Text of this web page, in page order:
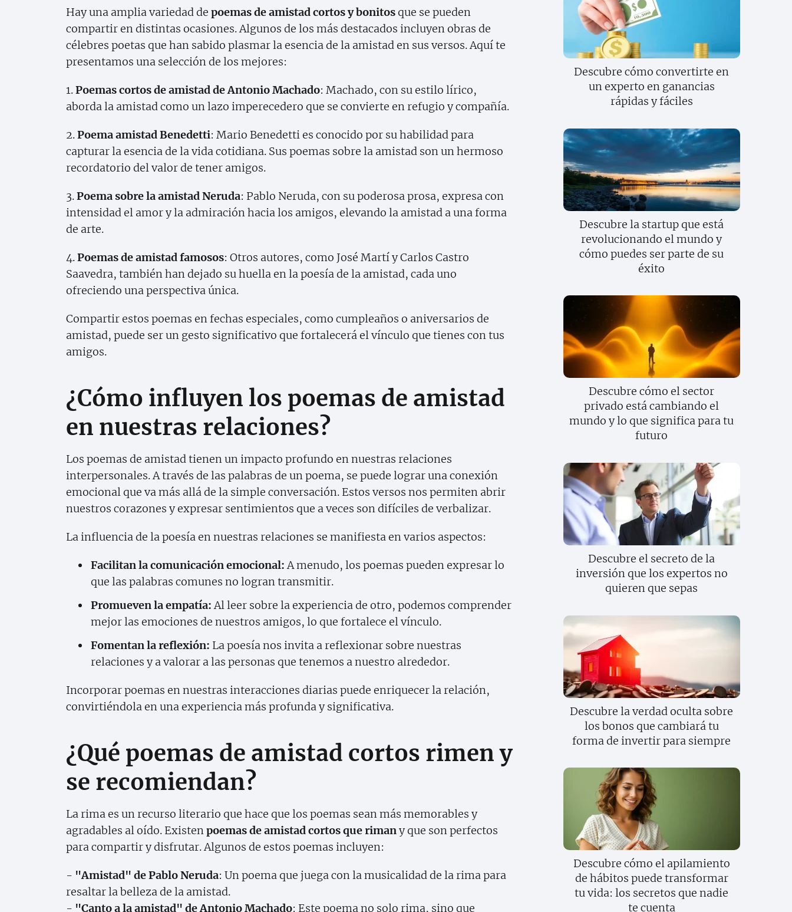
Hay una amplia variedad de poemas de amistad cortos y bonitosque se pueden
compartir en distintas ocasiones. Algunos de los más destacados incluyen obras de
célebres poetas que han sabido plasmar la esencia de la amistad en sus versos. Aquí te
presentamos una selección de los mejores:
1.Poemas cortos de amistad de Antonio Machado: Machado, con su estilo lírico,
aborda la amistad como un lazo imperecedero que se convierte en refugio y compañía.
2.Poema amistad Benedetti: Mario Benedetti es conocido por su habilidad para
capturar la esencia de la vida cotidiana. Sus poemas sobre la amistad son un hermoso
recordatorio del valor de tener amigos.
3.Poema sobre la amistad Neruda: Pablo Neruda, con su poderosa prosa, expresa con
intensidad el amor y la admiración hacia los amigos, elevando la amistad a una forma
de arte.
4.Poemas de amistad famosos: Otros autores, como José Martí y Carlos Castro
Saavedra, también han dejado su huella en la poesía de la amistad, cada uno
ofreciendo una perspectiva única.
Compartir estos poemas en fechas especiales, como cumpleaños o aniversarios de
amistad, puede ser un gesto significativo que fortalecerá el vínculo que tienes con tus
amigos.
¿Cómo influyen los poemas de amistad
en nuestras relaciones?
Los poemas de amistad tienen un impacto profundo en nuestras relaciones
interpersonales. A través de las palabras de un poema, se puede lograr una conexión
emocional que va más allá de la simple conversación. Estos versos nos permiten abrir
nuestros corazones y expresar sentimientos que a veces son difíciles de verbalizar.
La influencia de la poesía en nuestras relaciones se manifiesta en varios aspectos:
Facilitan la comunicación emocional: A menudo, los poemas pueden expresar lo
que las palabras comunes no logran transmitir.
Promueven la empatía: Al leer sobre la experiencia de otro, podemos comprender
mejor las emociones de nuestros amigos, lo que fortalece el vínculo.
Fomentan la reflexión: La poesía nos invita a reflexionar sobre nuestras
relaciones y a valorar a las personas que tenemos a nuestro alrededor.
Incorporar poemas en nuestras interacciones diarias puede enriquecer la relación,
convirtiéndola en una experiencia más profunda y significativa.
¿Qué poemas de amistad cortos rimen y
se recomiendan?
La rima es un recurso literario que hace que los poemas sean más memorables y
agradables al oído. Existen poemas de amistad cortos que rimany que son perfectos
para compartir y disfrutar. Algunos de estos poemas incluyen:
- "Amistad" de Pablo Neruda: Un poema que juega con la musicalidad de la rima para
resaltar la belleza de la amistad.
- "Canto a la amistad" de Antonio Machado: Este poema no solo rima, sino que
Descubre cómo convertirte en
un experto en ganancias
rápidas y fáciles
Descubre la startup que está
revolucionando el mundo y
cómo puedes ser parte de su
éxito
Descubre cómo el sector
privado está cambiando el
mundo y lo que significa para tu
futuro
Descubre el secreto de la
inversión que los expertos no
quieren que sepas
Descubre la verdad oculta sobre
los bonos que cambiará tu
forma de invertir para siempre
Descubre cómo el apilamiento
de hábitos puede transformar
tu vida: los secretos que nadie
te cuenta